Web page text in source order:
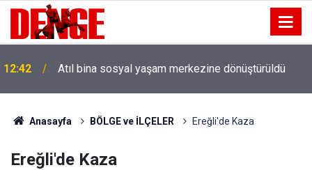
12:42 Atıl bina sosyal yaşam merkezine dönüştürüldü
Anasayfa BÖLGE ve İLÇELER Ereğli'de Kaza
Ereğli'de Kaza